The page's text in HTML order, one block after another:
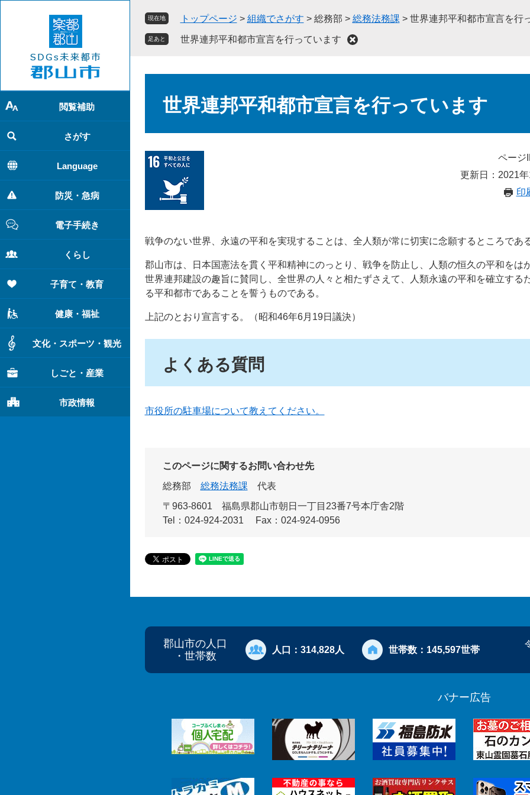
で
す
。
ば
し
て
本
文
へ
閲覧補助
さがす
Language
防災・急病
電子手続き
くらし
子育て・教育
健康・福祉
文化・スポーツ・観光
しごと・産業
市政情報
現在地 トップページ > 組織でさがす > 総務部 > 総務法務課 > 世界連邦平和都市宣言を行
足あと 世界連邦平和都市宣言を行っています
世界連邦平和都市宣言を行っています
ページ
更新日：2021
印
戦争のない世界、永遠の平和を実現することは、全人類が常に切実に念願するところである
郡山市は、日本国憲法を貫く平和精神にのっとり、戦争を防止し、人類の恒久の平和をは
世界連邦建設の趣旨に賛同し、全世界の人々と相たずさえて、人類永遠の平和を確立する
る平和都市であることを誓うものである。
上記のとおり宣言する。（昭和46年6月19日議決）
よくある質問
市役所の駐車場について教えてください。
このページに関するお問い合わせ先
総務部
総務法務課
代表
〒963-8601
福島県郡山市朝日一丁目23番7号本庁舎2階
Tel：024-924-2031
Fax：024-924-0956
郡山市の人口
・世帯数
人口： 314,828人 世帯数： 145,597世帯
バナー広告